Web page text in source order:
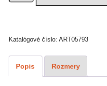
uholník
Katalógové číslo: ART05793
Popis Rozmery